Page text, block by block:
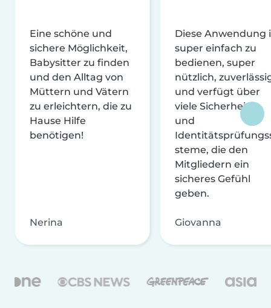
Eine schöne und
sichere Möglichkeit,
Babysitter zu finden
und den Alltag von
Müttern und Vätern
zu erleichtern, die zu
Hause Hilfe
benötigen!
Nerina
Diese Anwendung
super einfach zu
bedienen, super
nützlich,
und verfügt über
viele Sicherheits-
und
steme, die den
Mitgliedern ein
sicheres Gefühl
geben.
Giovanna